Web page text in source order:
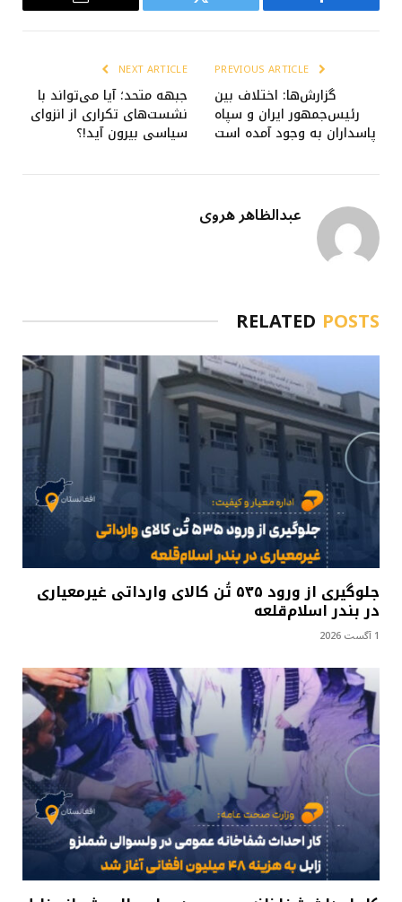
Facebook
Twitter
Email
گزارش‌ها: اختلاف بین
رئیس‌جمهور ایران و سپاه
پاسداران به وجود آمده است
NEXT ARTICLE
جبهه متحد؛ آیا می‌تواند با
نشست‌های تکراری از انزوای
سیاسی بیرون آید!؟
عبدالظاهر هروی
RELATED POSTS
جلوگیری از ورود ۵۳۵ تُن کالای وارداتی غیرمعیاری
در بندر اسلام‌قلعه
1 آگست 2026